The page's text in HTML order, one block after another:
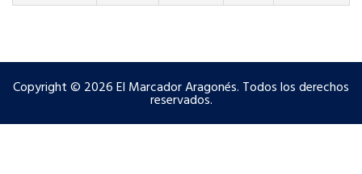
Copyright © 2026 El Marcador Aragonés. Todos los derechos
reservados.